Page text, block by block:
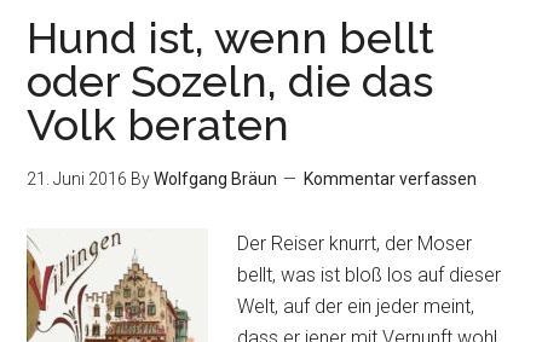
Hund ist, wenn bellt
oder Sozeln, die das
Volk beraten
21. Juni 2016 ByWolfgang Bräun Kommentar verfassen
Der Reiser knurrt, der Moser
bellt, was ist bloß los auf dieser
Welt, auf der ein jeder meint,